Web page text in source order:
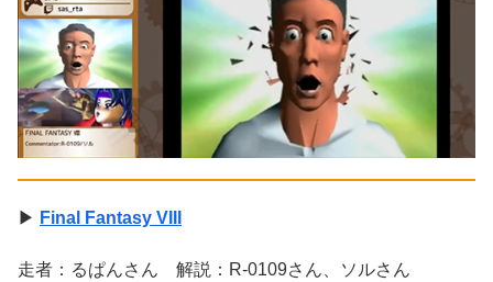
▶ Final Fantasy VIII
走者：るぱんさん 解説：R-0109さん、ソルさん